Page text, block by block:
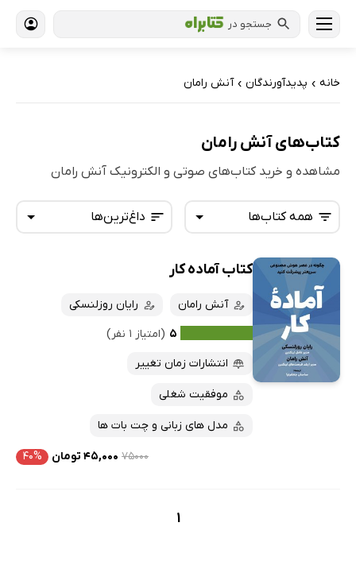
جستجو در
خانه › پدیدآورندگان › آنش رامان
کتاب‌های آنش رامان
مشاهده و خرید کتاب‌های صوتی و الکترونیک آنش رامان
داغ‌ترین‌ها
داغ‌ترین‌ها
پرفروش‌ها
پربحث‌ها
همه کتاب‌ها
همه کتاب‌ها
کتاب‌های صوتی
کتاب‌های متنی
کتاب آماده کار
آنش رامان
رایان روزلنسکی
۵ (امتیاز ۱ نفر)
انتشارات زمان تغییر
موفقیت شغلی
مدل های زبانی و چت بات ها
۷۵۰۰۰ ۴۵,۰۰۰ تومان ۴۰%
1